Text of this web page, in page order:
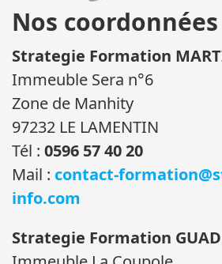
Nos coordonnées
Strategie Formation
Immeuble Sera n°6
Zone de Manhity
97232 LE LAMENTIN
Tél : 0596 57 40 20
Mail : contact-
info.com
Strategie Formation